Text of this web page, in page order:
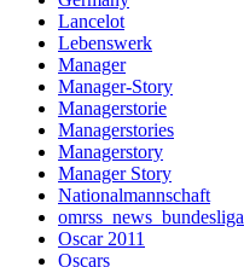
Lancelot
Lebenswerk
Manager
Manager-Story
Managerstorie
Managerstories
Managerstory
Manager Story
Nationalmannschaft
omrss_news_bundesliga
Oscar 2011
Oscars